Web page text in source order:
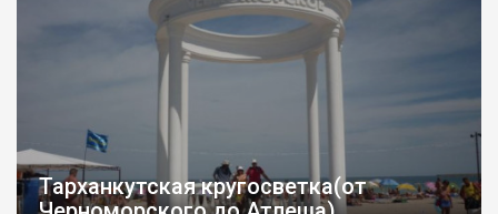
Тарханкутская кругосветка(от